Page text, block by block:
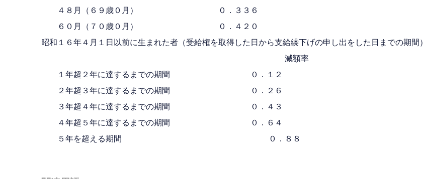
４８月（６９歳０月） ０．３３６
６０月（７０歳０月） ０．４２０
昭和１６年４月１日以前に生まれた者（受給権を取得した日から支給繰下げの申し出をした日までの期間）
減額率
１年超２年に達するまでの期間 ０．１２
２年超３年に達するまでの期間 ０．２６
３年超４年に達するまでの期間 ０．４３
４年超５年に達するまでの期間 ０．６４
５年を超える期間 ０．８８